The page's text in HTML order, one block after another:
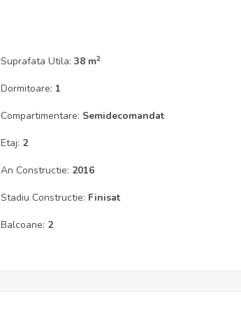
Suprafata Utila: 38 m2
Dormitoare: 1
Compartimentare: Semidecomandat
Etaj: 2
An Constructie: 2016
Stadiu Constructie: Finisat
Balcoane: 2